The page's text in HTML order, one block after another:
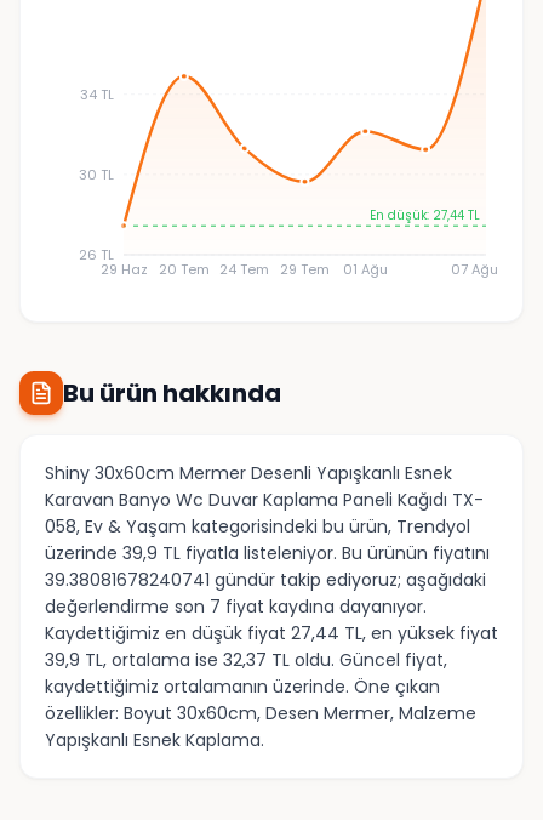
29 Haz 20 Tem 24 Tem 29 Tem 01 Ağu 07 Ağu
26 TL
30 TL
34 TL
En düşük: 27,44 TL
Bu ürün hakkında
Shiny 30x60cm Mermer Desenli Yapışkanlı Esnek
Karavan Banyo Wc Duvar Kaplama Paneli Kağıdı TX-
058, Ev & Yaşam kategorisindeki bu ürün, Trendyol
üzerinde 39,9 TL fiyatla listeleniyor. Bu ürünün fiyatını
39.38081678240741 gündür takip ediyoruz; aşağıdaki
değerlendirme son 7 fiyat kaydına dayanıyor.
Kaydettiğimiz en düşük fiyat 27,44 TL, en yüksek fiyat
39,9 TL, ortalama ise 32,37 TL oldu. Güncel fiyat,
kaydettiğimiz ortalamanın üzerinde. Öne çıkan
özellikler: Boyut 30x60cm, Desen Mermer, Malzeme
Yapışkanlı Esnek Kaplama.